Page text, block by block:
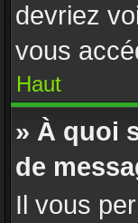
devriez
vous
Haut
» À quoi
de
Il vous